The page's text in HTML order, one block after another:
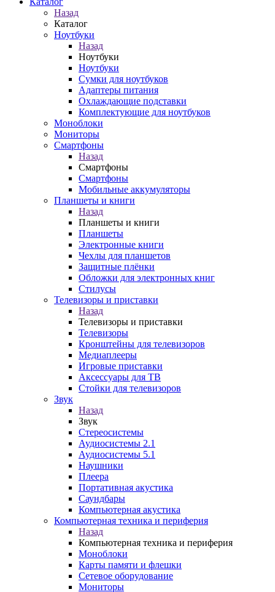
Назад
Каталог
Ноутбуки
Назад
Ноутбуки
Ноутбуки
Сумки для ноутбуков
Адаптеры питания
Охлаждающие подставки
Комплектующие для ноутбуков
Моноблоки
Мониторы
Смартфоны
Назад
Смартфоны
Смартфоны
Мобильные аккумуляторы
Планшеты и книги
Назад
Планшеты и книги
Планшеты
Электронные книги
Чехлы для планшетов
Защитные плёнки
Обложки для электронных книг
Стилусы
Телевизоры и приставки
Назад
Телевизоры и приставки
Телевизоры
Кронштейны для телевизоров
Медиаплееры
Игровые приставки
Аксессуары для ТВ
Стойки для телевизоров
Звук
Назад
Звук
Стереосистемы
Аудиосистемы 2.1
Аудиосистемы 5.1
Наушники
Плеера
Портативная акустика
Саундбары
Компьютерная акустика
Компьютерная техника и периферия
Назад
Компьютерная техника и периферия
Моноблоки
Карты памяти и флешки
Сетевое оборудование
Мониторы